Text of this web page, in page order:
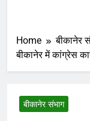
Home
बीकानेर
बीकानेर में कांग्रेस
बीकानेर संभाग